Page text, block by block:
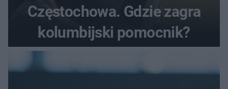
Częstochowa. Gdzie zagra
kolumbijski pomocnik?